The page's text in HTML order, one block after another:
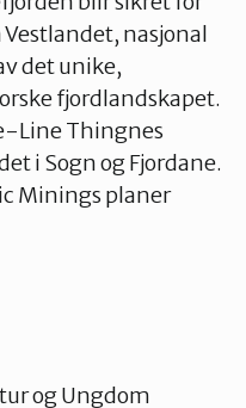
nasjonal
det unike,
fjordlandskapet.
Line Thingnes
i Sogn og Fjordane.
Minings planer
og Ungdom